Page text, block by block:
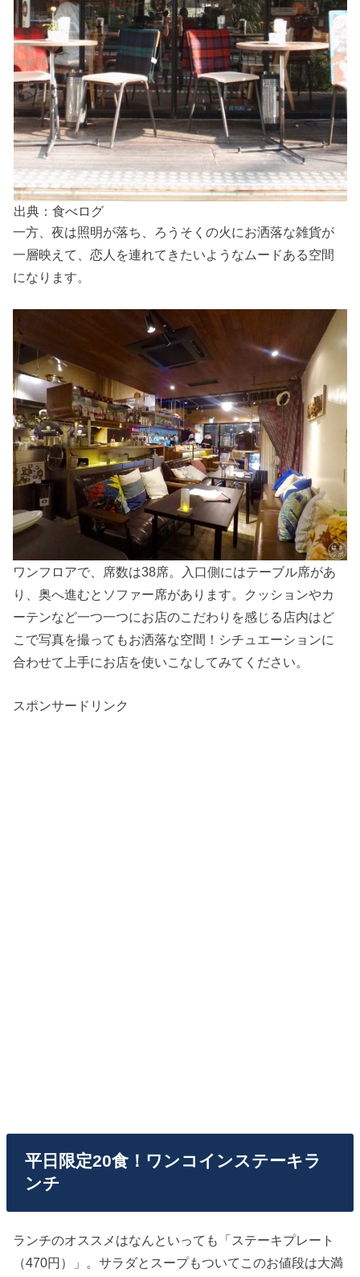
出典：食べログ
一方、夜は照明が落ち、ろうそくの火にお洒落な雑貨が
一層映えて、恋人を連れてきたいようなムードある空間
になります。
ワンフロアで、席数は38席。入口側にはテーブル席があ
り、奥へ進むとソファー席があります。クッションやカ
ーテンなど一つ一つにお店のこだわりを感じる店内はど
こで写真を撮ってもお洒落な空間！シチュエーションに
合わせて上手にお店を使いこなしてみてください。
スポンサードリンク
平日限定20食！ワンコインステーキラ
ンチ
ランチのオススメはなんといっても「ステーキプレート
（470円）」。サラダとスープもついてこのお値段は大満